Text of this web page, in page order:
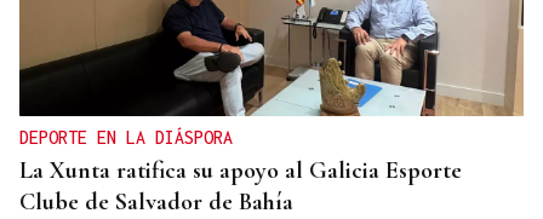
ACCIDENTE DE TRÁFICO
Mueren dos personas tras chocar su furgoneta
contra una camión de conservación en la A-6 en
Lugo
DEPORTE EN LA DIÁSPORA
La Xunta ratifica su apoyo al Galicia Esporte
Clube de Salvador de Bahía